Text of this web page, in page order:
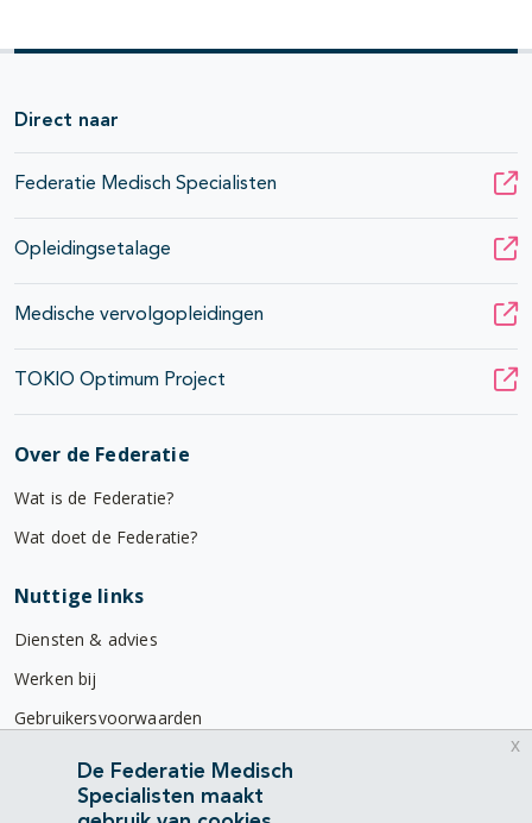
Direct naar
Federatie Medisch Specialisten
Opleidingsetalage
Medische vervolgopleidingen
TOKIO Optimum Project
Over de Federatie
Wat is de Federatie?
Wat doet de Federatie?
Nuttige links
Diensten & advies
Werken bij
Gebruikersvoorwaarden
Privacyverklaring
Contact
De Federatie Medisch
Specialisten maakt
x